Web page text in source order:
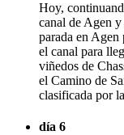
Hoy,
canal de Agen
parada en Agen
el canal para
viñedos de
el Camino de
clasificada por
día 6